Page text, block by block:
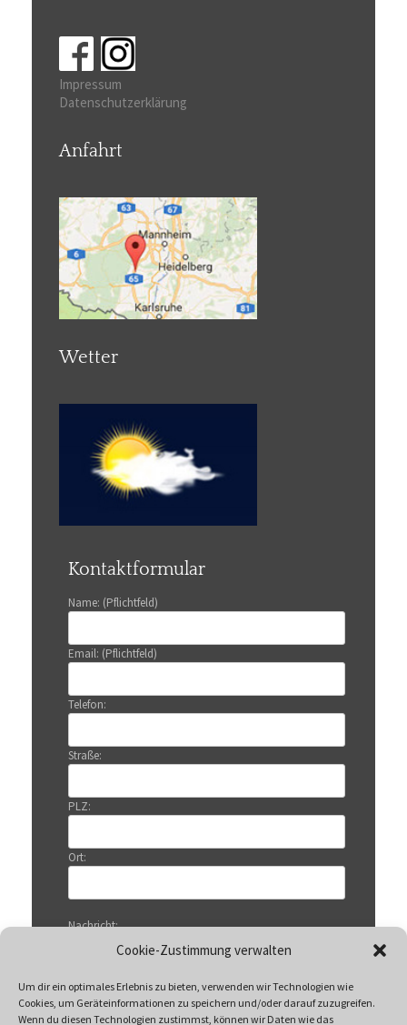
Cookie-Zustimmung verwalten
Um dir ein optimales Erlebnis zu bieten, verwenden wir Technologien wie
Cookies, um Geräteinformationen zu speichern und/oder darauf zuzugreifen.
Wenn du diesen Technologien zustimmst, können wir Daten wie das
Impressum
Datenschutzerklärung
Anfahrt
Wetter
Kontaktformular
Name: (Pflichtfeld)
Email: (Pflichtfeld)
Telefon:
Straße:
PLZ:
Ort:
Nachricht: